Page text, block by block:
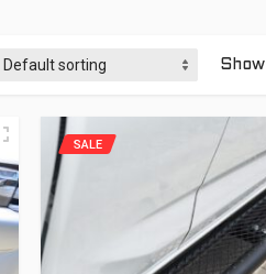
Show
SALE